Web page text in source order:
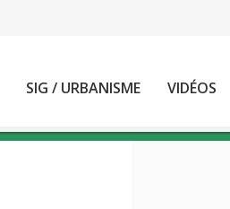
SIG / URBANISME VIDÉOS